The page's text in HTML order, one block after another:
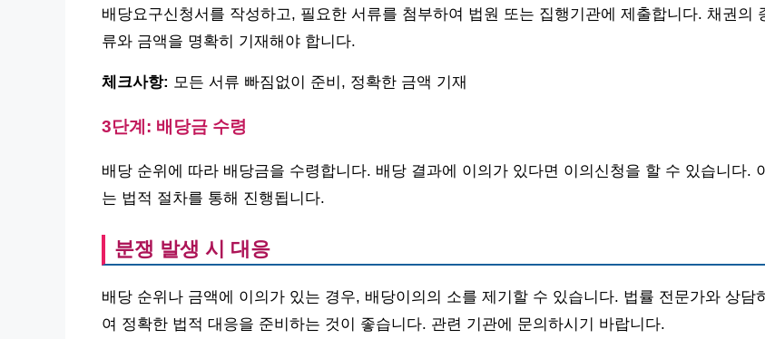
배당요구신청서를 작성하고, 필요한 서류를 첨부하여 법원 또는 집행기관에 제출합니다. 채권의
류와 금액을 명확히 기재해야 합니다.
체크사항: 모든 서류 빠짐없이 준비, 정확한 금액 기재
3단계: 배당금 수령
배당 순위에 따라 배당금을 수령합니다. 배당 결과에 이의가 있다면 이의신청을 할 수 있습니다.
는 법적 절차를 통해 진행됩니다.
분쟁 발생 시 대응
배당 순위나 금액에 이의가 있는 경우, 배당이의의 소를 제기할 수 있습니다. 법률 전문가와 상담
여 정확한 법적 대응을 준비하는 것이 좋습니다. 관련 기관에 문의하시기 바랍니다.